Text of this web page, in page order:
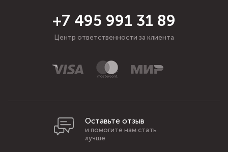
+7 495 991 31 89
Центр ответственности за клиента
Оставьте отзыв
и помогите нам стать
лучше